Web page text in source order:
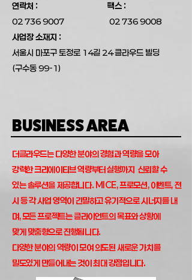
팩스 :
02 736 9008
연락처 :
02 736 9007
사업장 소재지 :
​서울시 마포구 토정로 14길 24 클라우드 빌딩
(구수동 99-1)
BUSINESS AREA
더클라우드는 다양한 분야의 경험과 역량을 모아
강력한 크리에이티브 역량부터 실행까지 신뢰할 수
있는 솔루션을 제공합니다. MICE, 프로모션, 이벤트, 전
시 등 각 사업 영역이 긴밀하고 유기적으로 시너지를 내
며, 모든 프로젝트는 클라이언트의 목표와 상황에
맞게 맞춤형으로 진행됩니다.
다양한 분야의 역량이 모여 의도된 새로운 가치를
밀도있게 만들어내는 것이 최대 강점입니다.